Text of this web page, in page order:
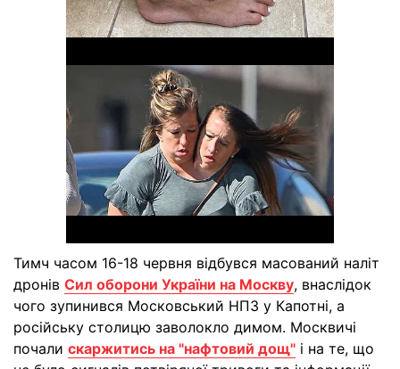
Тимч часом 16-18 червня відбувся масований наліт
дронів Сил оборони України на Москву, внаслідок
чого зупинився Московський НПЗ у Капотні, а
російську столицю заволокло димом. Москвичі
почали скаржитись на "нафтовий дощ" і на те, що